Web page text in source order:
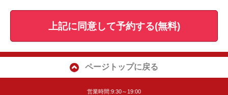
上記に同意して予約する(無料)
ページトップに戻る
営業時間:9:30～19:00